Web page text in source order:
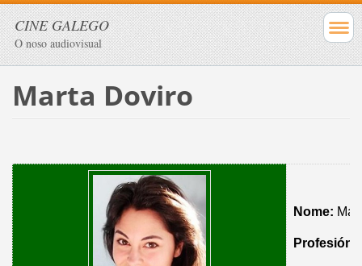
CINE GALEGO
O noso audiovisual
Marta Doviro
Nome:
Profesión: